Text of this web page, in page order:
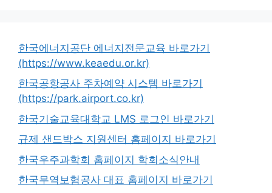
한국에너지공단 에너지전문교육 바로가기
(https://www.keaedu.or.kr)
한국공항공사 주차예약 시스템 바로가기
(https://park.airport.co.kr)
한국기술교육대학교 LMS 로그인 바로가기
규제 샌드박스 지원센터 홈페이지 바로가기
한국우주과학회 홈페이지 학회소식안내
한국무역보험공사 대표 홈페이지 바로가기